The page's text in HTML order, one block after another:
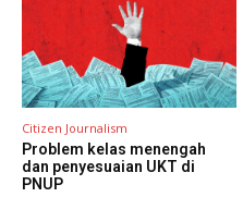
Citizen Journalism
Problem kelas menengah
dan penyesuaian UKT di
PNUP